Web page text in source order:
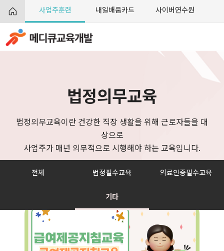
사업주훈련 내일배움카드 사이버연수원
법정의무교육
법정의무교육이란 건강한 직장 생활을 위해 근로자들을 대
상으로
사업주가 매년 의무적으로 시행해야 하는 교육입니다.
전체 법정필수교육 의료인증필수교육
기타